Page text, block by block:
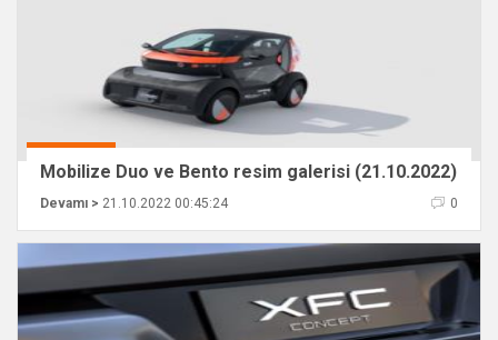
Mobilize Duo ve Bento resim galerisi (21.10.2022)
Devamı > 21.10.2022 00:45:24 0